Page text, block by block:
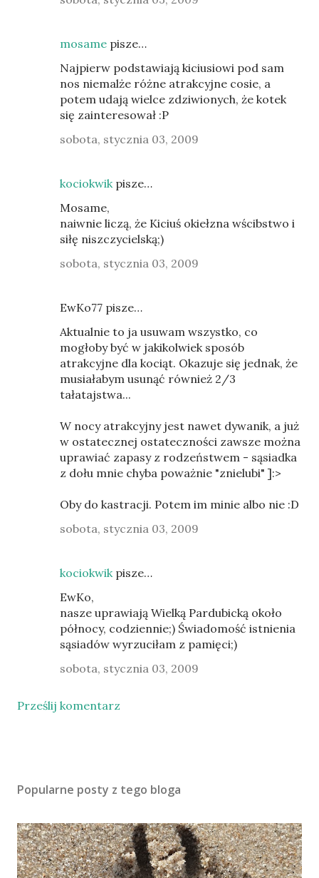
mosame pisze…
Najpierw podstawiają kiciusiowi pod sam
nos niemalże różne atrakcyjne cosie, a
potem udają wielce zdziwionych, że kotek
się zainteresował :P
sobota, stycznia 03, 2009
kociokwikpisze…
Mosame,
naiwnie liczą, że Kiciuś okiełzna wścibstwo i
siłę niszczycielską;)
sobota, stycznia 03, 2009
EwKo77 pisze…
Aktualnie to ja usuwam wszystko, co
mogłoby być w jakikolwiek sposób
atrakcyjne dla kociąt. Okazuje się jednak, że
musiałabym usunąć również 2/3
tałatajstwa...
W nocy atrakcyjny jest nawet dywanik, a już
w ostatecznej ostateczności zawsze można
uprawiać zapasy z rodzeństwem - sąsiadka
z dołu mnie chyba poważnie "znielubi" ]:>
Oby do kastracji. Potem im minie albo nie :D
sobota, stycznia 03, 2009
kociokwikpisze…
EwKo,
nasze uprawiają Wielką Pardubicką około
północy, codziennie;) Świadomość istnienia
sąsiadów wyrzuciłam z pamięci;)
sobota, stycznia 03, 2009
Prześlij komentarz
Popularne posty z tego bloga